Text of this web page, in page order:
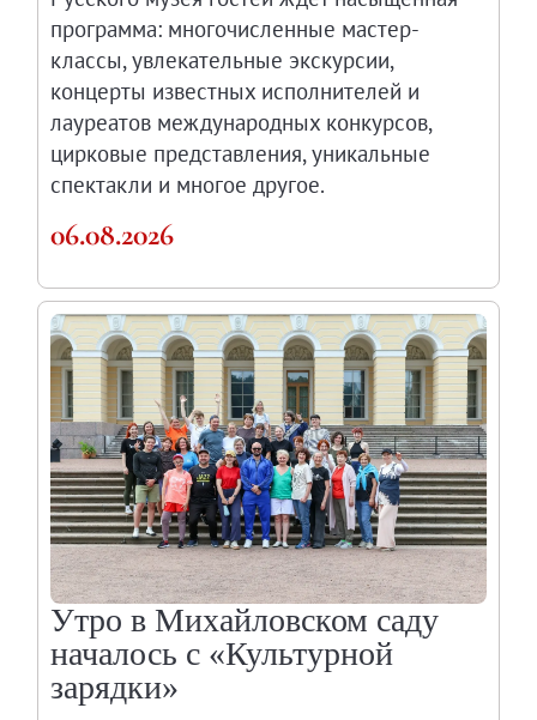
Социально-культурные проекты
Для СМИ
О Музее
О музее
Генеральный директор
Дирекция
Дворцы и сады
Корпус Бенуа
Михайловский (Инженерный) замок
Мраморный дворец
Строгановский дворец
Домик Петра I
Летний дворец Петра I
Летний сад
Михайловский сад
Западный павильон Михайловского
Восточный павильон Михайловского
Филиал в Кемерово
Клуб Друзей Русского музея
программа: многочисленные мастер-
классы, увлекательные экскурсии,
концерты известных исполнителей и
лауреатов международных конкурсов,
цирковые представления, уникальные
спектакли и многое другое.
06.08.2026
Утро в Михайловском саду
началось с «Культурной
зарядки»